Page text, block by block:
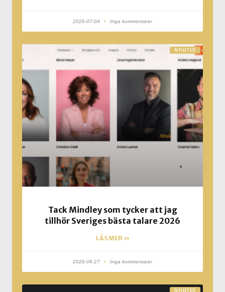
2026-07-04 Inga kommentarer
NYHETER
Tack Mindley som tycker att jag
tillhör Sveriges bästa talare 2026
LÄS MER »
2026-06-27 Inga kommentarer
NYHETER